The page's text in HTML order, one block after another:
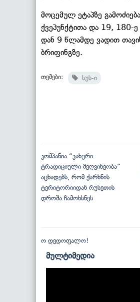
მოცემულ ეტაპზე
ქვეპუნქტითა და 19, 180-ე
დან 9 წლამდე ვადით
ბრიფინგზე.
თემები: სუს-ი
კომპანია “კახური
ტრადიციული მეღვინეობა”
აცხადებს, რომ ქარხნის
ტერიტორიიდან რუსეთის
დროშა ჩამოხსნეს
ო დედოფალო!
მულტიმედია